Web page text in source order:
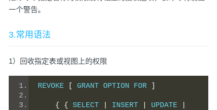
一个警告。
3.常用语法
1）回收指定表或视图上的权限
REVOKE GRANT OPTION FOR
{ { SELECT INSERT UPDATE